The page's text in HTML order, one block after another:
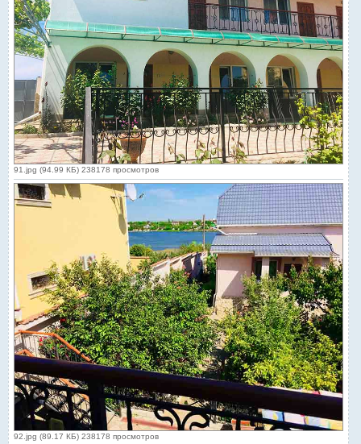
91.jpg (94.99 КБ) 238178 просмотров
92.jpg (89.17 КБ) 238178 просмотров